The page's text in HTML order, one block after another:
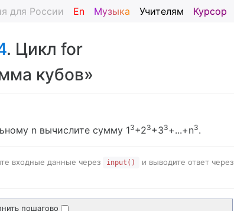
для России En Музыка Учителям Курсор
. Цикл for
кубов»
n вычислите сумму 13+23+33+...+n3.
входные данные через input() и выводите ответ через
пошагово